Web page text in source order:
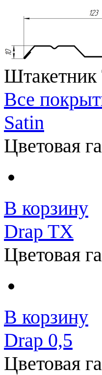
Штакетник
Все
Satin
Цветовая
В корзину
Drap TX
Цветовая
В корзину
Drap 0,5
Цветовая